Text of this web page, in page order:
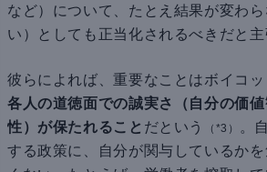
など）について、たとえ結果が変わ
い）としても正当化されるべきだと
彼らによれば、重要なことはボイコッ
各人の道徳面での誠実さ（自分の価
性）が保たれること だという （*3）
。
する政策に、自分が関与しているか